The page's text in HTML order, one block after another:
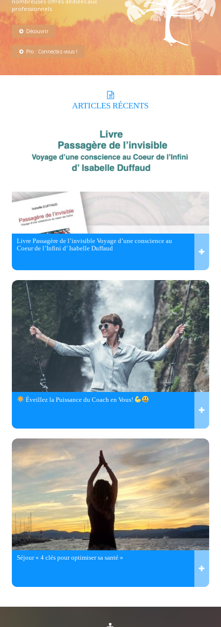
professionnels.
Découvrir
Pro : Connectez-vous !
ARTICLES RÉCENTS
Livre Passagère de l’invisible Voyage d’une conscience au
Coeur de l’Infini d’ Isabelle Duffaud
Éveillez la Puissance du Coach en Vous!
Séjour « 4 clés pour optimiser sa santé »